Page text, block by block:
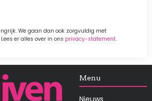
We gaan dan ook zorgvuldig met
er alles over in ons privacy-statement.
Menu